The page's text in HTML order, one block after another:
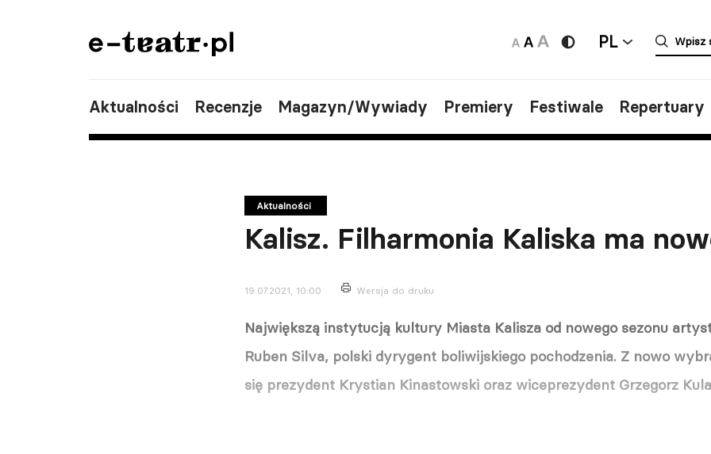
PL
Aktualności Recenzje Magazyn/Wywiady Premiery Festiwale Repertuary
Aktualności
Kalisz. Filharmonia Kaliska ma
19.07.2021, 10:00 Wersja do druku
Największą instytucją kultury Miasta Kalisza od nowego sezonu
Ruben Silva, polski dyrygent boliwijskiego pochodzenia. Z nowo
się prezydent Krystian Kinastowski oraz wiceprezydent Grzegorz